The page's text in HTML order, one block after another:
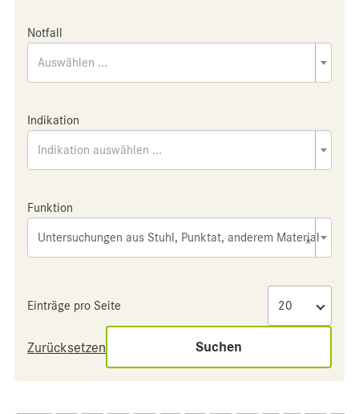
Notfall
Auswählen ...
Indikation
Indikation auswählen ...
Funktion
×
Untersuchungen aus Stuhl, Punktat, anderem Material
Einträge pro Seite
Zurücksetzen Suchen